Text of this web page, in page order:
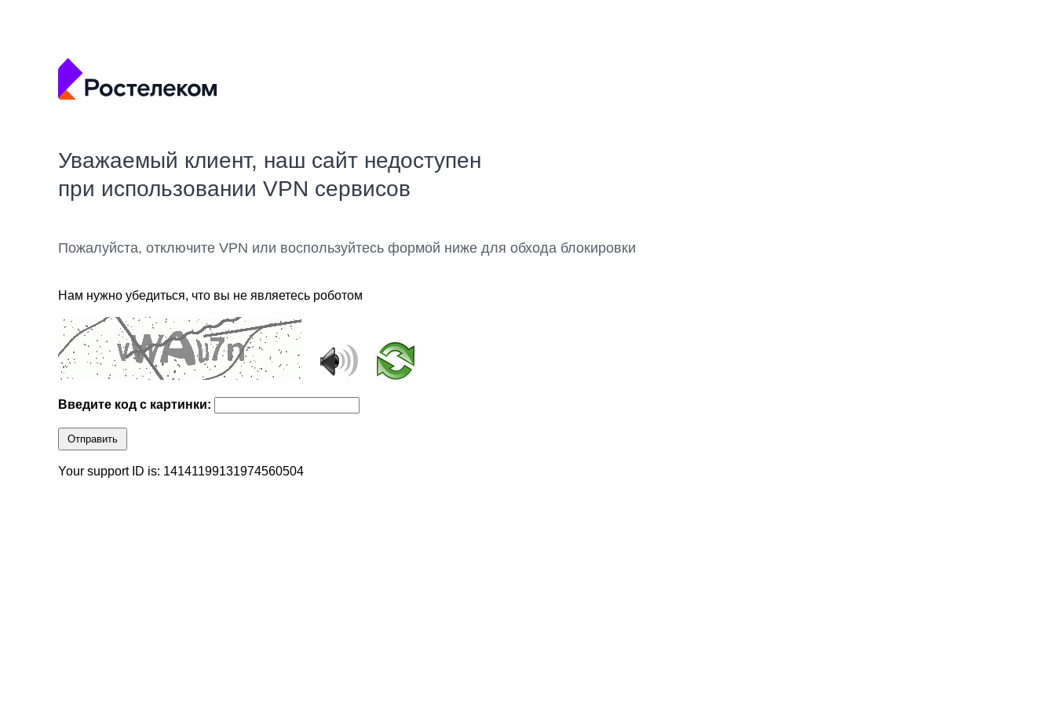
Уважаемый клиент, наш сайт недоступен
при использовании VPN сервисов
Пожалуйста, отключите VPN или воспользуйтесь формой ниже для обхода блокировки
Нам нужно убедиться, что вы не являетесь роботом
Введите код с картинки:
Отправить
Your support ID is: 14141199131974560504